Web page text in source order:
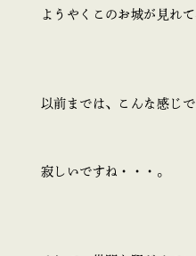
ようやくこのお城が見れ
以前までは、こんな感じで
寂しいですね・・・。